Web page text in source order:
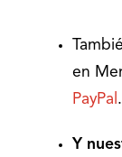
en
PayPal .
Y